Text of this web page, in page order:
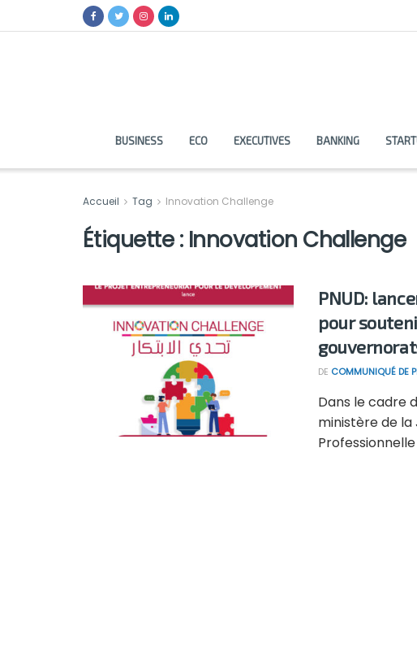
BUSINESS ECO EXECUTIVES BANKING
Accueil Tag Innovation Challenge
Étiquette : Innovation Challenge
PNUD:
pour
DE COMMUNIQUÉ DE
Dans le cadre
ministère de la
Professionnelle